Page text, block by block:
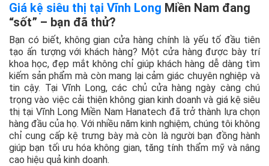
Giá kệ siêu thị tại Vĩnh Long Miền Nam đang
“sốt” – bạn đã thử?
Bạn có biết, không gian cửa hàng chính là yếu tố đầu tiên
tạo ấn tượng với khách hàng? Một cửa hàng được bày trí
khoa học, đẹp mắt không chỉ giúp khách hàng dễ dàng tìm
kiếm sản phẩm mà còn mang lại cảm giác chuyên nghiệp và
tin cậy. Tại Vĩnh Long, các chủ cửa hàng ngày càng chú
trọng vào việc cải thiện không gian kinh doanh và giá kệ siêu
thị tại Vĩnh Long Miền Nam Hanatech đã trở thành lựa chọn
hàng đầu của họ. Với nhiều năm kinh nghiệm, chúng tôi không
chỉ cung cấp kệ trưng bày mà còn là người bạn đồng hành
giúp bạn tối ưu hóa không gian, tăng tính thẩm mỹ và nâng
cao hiệu quả kinh doanh.